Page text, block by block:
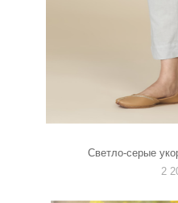
Светло-серые
2